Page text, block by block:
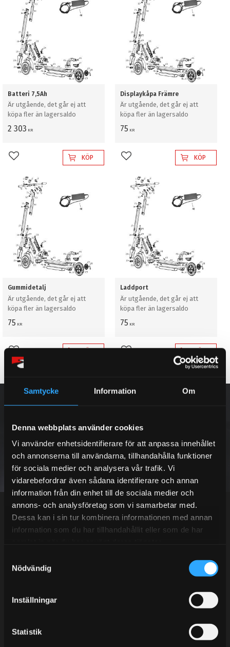
Samtycke Information Om
Denna webbplats använder cookies
Vi använder enhetsidentifierare för att anpassa innehållet
och annonserna till användarna, tillhandahålla funktioner
för sociala medier och analysera vår trafik. Vi
vidarebefordrar även sådana identifierare och annan
information från din enhet till de sociala medier och
annons- och analysföretag som vi samarbetar med.
Dessa kan i sin tur kombinera informationen med annan
information som du har tillhandahållit eller som de har
Nödvändig
Inställningar
Statistik
Batteri 7,5Ah
Är utgående, det går ej att
köpa fler än lagersaldo
2 303 KR
Lägg till i favoriterKÖP
Displaykåpa Främre
Är utgående, det går ej att
köpa fler än lagersaldo
75 KR
Lägg till i favoriterKÖP
Gummidetalj
Är utgående, det går ej att
köpa fler än lagersaldo
75 KR
Lägg till i favoriter
Laddport
Är utgående, det går ej att
köpa fler än lagersaldo
75 KR
Lägg till i favoriter
NYHETSBREV
PRENUMERERA
Semestertider.
under sommaren men med viss fördröjning. 2/7 -9/7 är